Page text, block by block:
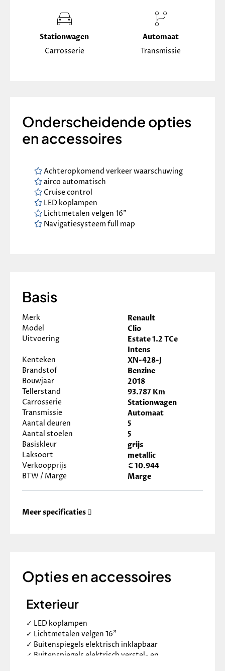
Stationwagen
Carrosserie
Automaat
Transmissie
Onderscheidende opties
en accessoires
Achteropkomend verkeer waarschuwing
airco automatisch
Cruise control
LED koplampen
Lichtmetalen velgen 16"
Navigatiesysteem full map
Basis
Merk Renault
Model Clio
Uitvoering
Estate 1.2 TCe
Intens
Kenteken XN-428-J
Brandstof Benzine
Bouwjaar 2018
Tellerstand 93.787 Km
Carrosserie Stationwagen
Transmissie Automaat
Aantal deuren 5
Aantal stoelen 5
Basiskleur grijs
Laksoort metallic
Verkoopprijs € 10.944
BTW / Marge Marge
Meer specificaties
Opties en accessoires
Exterieur
✓ LED koplampen
✓ Lichtmetalen velgen 16"
✓ Buitenspiegels elektrisch inklapbaar
✓ Buitenspiegels elektrisch verstel- en